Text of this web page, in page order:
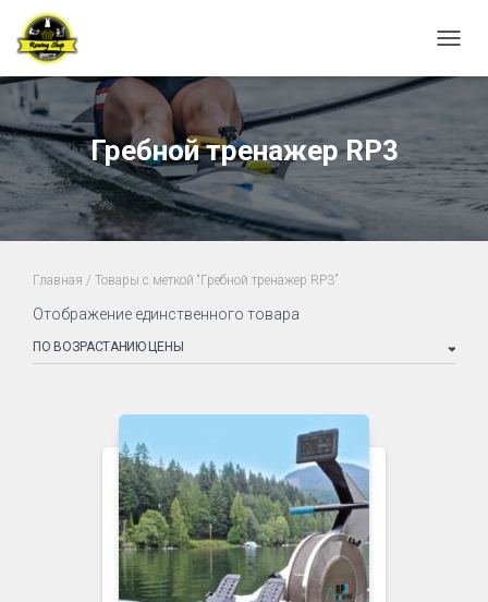
Гребной тренажер RP3
Главная / Товары с меткой “Гребной тренажер RP3”
Отображение единственного товара